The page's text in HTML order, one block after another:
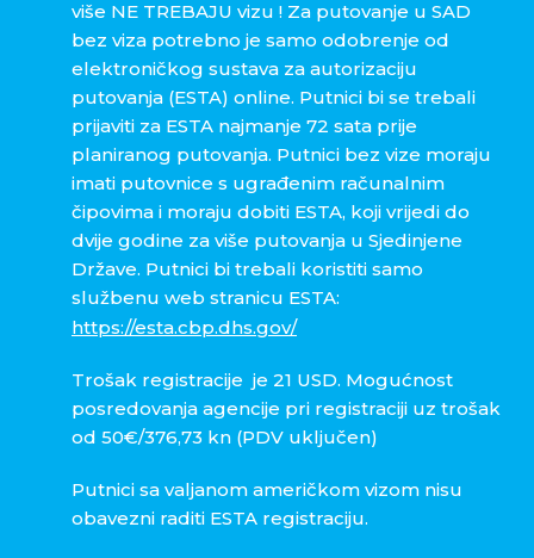
više NE TREBAJU vizu ! Za putovanje u SAD
bez viza potrebno je samo odobrenje od
elektroničkog sustava za autorizaciju
putovanja (ESTA) online. Putnici bi se trebali
prijaviti za ESTA najmanje 72 sata prije
planiranog putovanja. Putnici bez vize moraju
imati putovnice s ugrađenim računalnim
čipovima i moraju dobiti ESTA, koji vrijedi do
dvije godine za više putovanja u Sjedinjene
Države. Putnici bi trebali koristiti samo
službenu web stranicu ESTA:
https://esta.cbp.dhs.gov/
Trošak registracije je 21 USD. Mogućnost
posredovanja agencije pri registraciji uz trošak
od 50€/376,73 kn (PDV uključen)
Putnici sa valjanom američkom vizom nisu
obavezni raditi ESTA registraciju.